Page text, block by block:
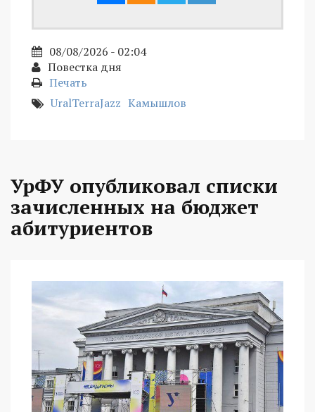
08/08/2026 - 02:04
Повестка дня
Печать
UralTerraJazz Камышлов
УрФУ опубликовал списки
зачисленных на бюджет
абитуриентов